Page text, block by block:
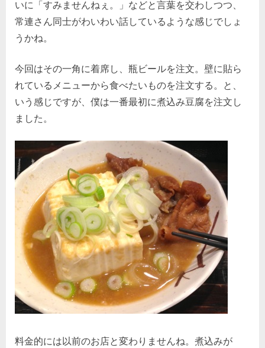
いに「すみませんねぇ。」などと言葉を交わしつつ、
常連さん同士がわいわい話しているような感じでしょ
うかね。
今回はその一角に着席し、瓶ビールを注文。壁に貼ら
れているメニューから食べたいものを注文する。と、
いう感じですが、僕は一番最初に煮込み豆腐を注文し
ました。
料金的には以前のお店と変わりませんね。煮込みが